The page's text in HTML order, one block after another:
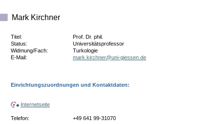
Mark Kirchner
Titel:
Prof. Dr. phil.
Status:
Universitätsprofessor
Widmung/Fach:
Turkologie
E-Mail:
ed.nesseig-inu@renhcrik.kram
Einrichtungszuordnungen und Kontaktdaten:
Internetseite
Telefon: +49 641 99-31070